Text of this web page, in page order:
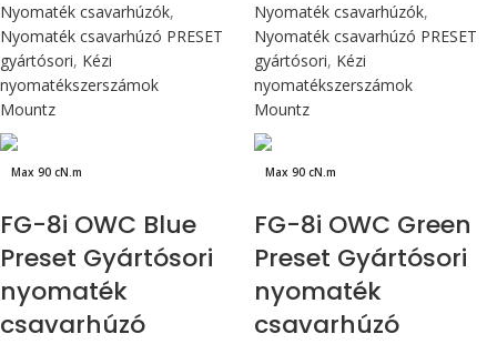
Nyomaték csavarhúzók,
Nyomaték csavarhúzó PRESET
gyártósori, Kézi
nyomatékszerszámok
Mountz
Nyomaték csavarhúzók,
Nyomaték csavarhúzó PRESET
gyártósori, Kézi
nyomatékszerszámok
Mountz
Max 90 cN.m
FG-8i OWC Blue
Preset Gyártósori
nyomaték
csavarhúzó
Max 90 cN.m
FG-8i OWC Green
Preset Gyártósori
nyomaték
csavarhúzó